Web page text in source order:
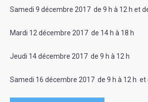
Samedi 9 décembre 2017 de 9 h à 12 h et
Mardi 12 décembre 2017 de 14 h à 18 h
Jeudi 14 décembre 2017 de 9 h à 12 h
Samedi 16 décembre 2017 de 9 h à 12 h et